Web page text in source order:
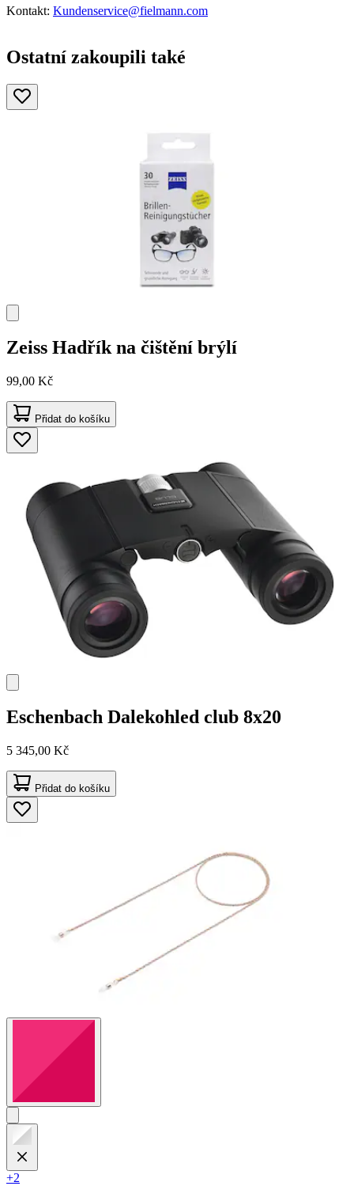
Kontakt: Kundenservice@fielmann.com
Ostatní zakoupili také
Zeiss Hadřík na čištění brýlí
99,00 Kč
Přidat do košíku
Eschenbach Dalekohled club 8x20
5 345,00 Kč
Přidat do košíku
+2